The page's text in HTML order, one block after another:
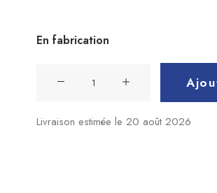
En fabrication
Livraison estimée le 20 août 2026